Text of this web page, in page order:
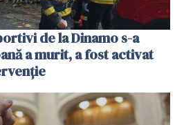
de la Dinamo s-a
a murit, a fost activat